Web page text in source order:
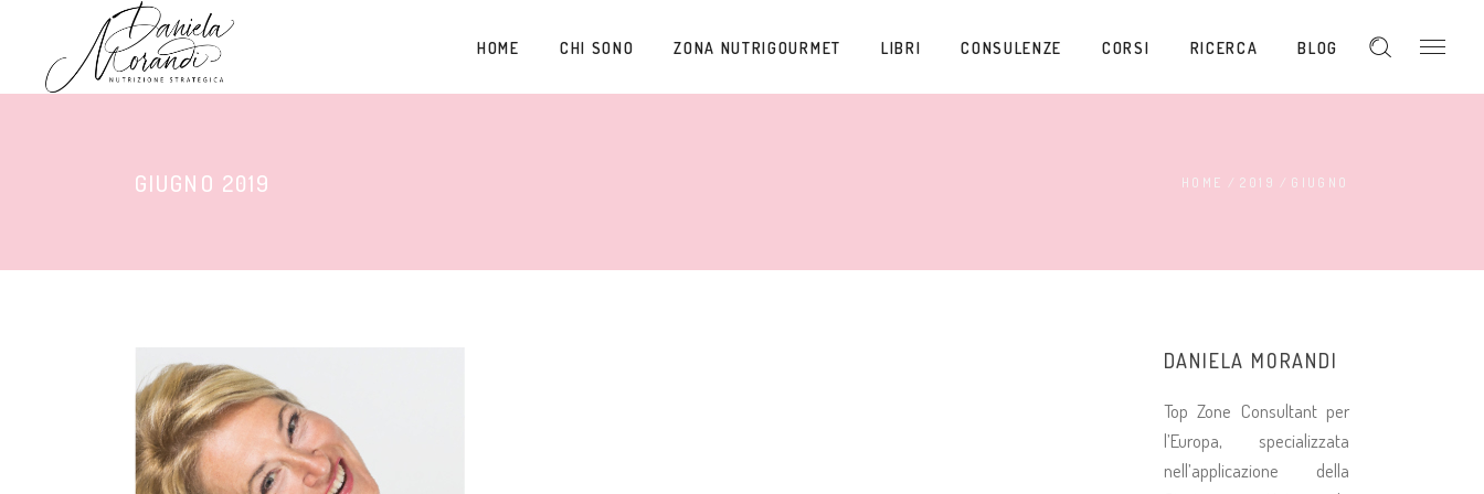
HOME CHI SONO ZONA NUTRIGOURMET LIBRI CONSULENZE CORSI RICERCA BLOG
GIUGNO 2019 HOME / 2019 / GIUGNO
DANIELA MORANDI
Top Zone Consultant per
l’Europa, specializzata
nell’applicazione della